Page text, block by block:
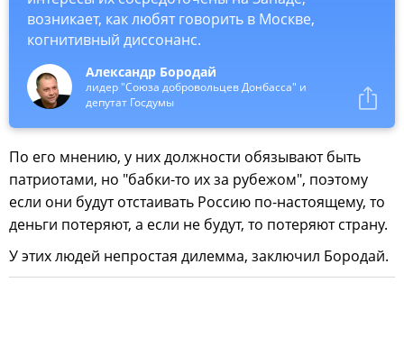
возникает, как любят говорить в Москве,
когнитивный диссонанс.
Александр Бородай
лидер "Союза добровольцев Донбасса" и
депутат Госдумы
По его мнению, у них должности обязывают быть
патриотами, но "бабки-то их за рубежом", поэтому
если они будут отстаивать Россию по-настоящему, то
деньги потеряют, а если не будут, то потеряют страну.
У этих людей непростая дилемма, заключил Бородай.